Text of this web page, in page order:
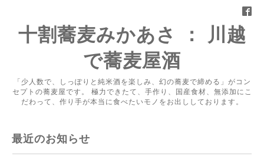
十割蕎麦みかあさ ： 川越
で蕎麦屋酒
「少人数で、しっぽりと純米酒を楽しみ、幻の蕎麦で締める」がコン
セプトの蕎麦屋です。 極力できたて、手作り、国産食材、無添加にこ
だわって、作り手が本当に食べたいモノをお出ししております。
最近のお知らせ